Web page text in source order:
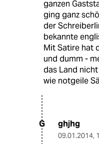
ganzen
ging ganz
der
bekannte
Mit Satire hat
und dumm -
das Land
wie notgeile
G ghjhg
09.01.2014,